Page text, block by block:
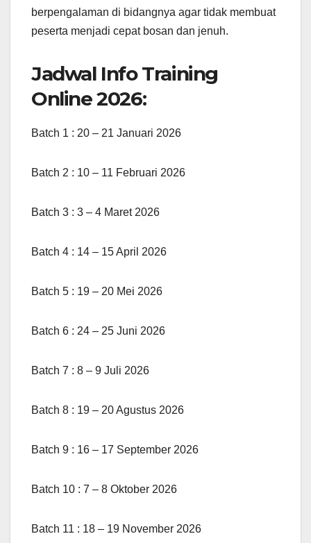
berpengalaman di bidangnya agar tidak membuat
peserta menjadi cepat bosan dan jenuh.
Jadwal Info Training
Online 2026:
Batch 1 : 20 – 21 Januari 2026
Batch 2 : 10 – 11 Februari 2026
Batch 3 : 3 – 4 Maret 2026
Batch 4 : 14 – 15 April 2026
Batch 5 : 19 – 20 Mei 2026
Batch 6 : 24 – 25 Juni 2026
Batch 7 : 8 – 9 Juli 2026
Batch 8 : 19 – 20 Agustus 2026
Batch 9 : 16 – 17 September 2026
Batch 10 : 7 – 8 Oktober 2026
Batch 11 : 18 – 19 November 2026